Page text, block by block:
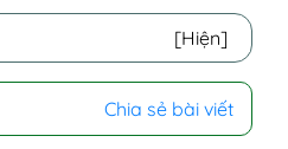
[Hiện]
vào da là như thế
Chia sẻ bài viết